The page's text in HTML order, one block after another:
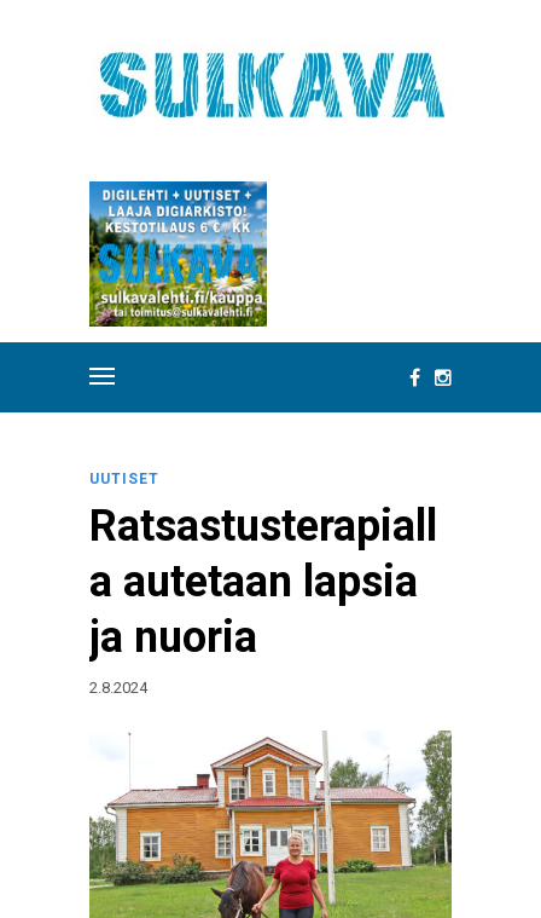
UUTISET
Ratsastusterapiall
a autetaan lapsia
ja nuoria
2.8.2024